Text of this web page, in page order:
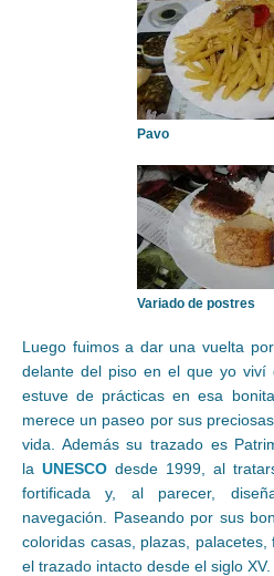
Pavo
Variado de postres
Luego fuimos a dar una vuelta por
delante del piso en el que yo viví
estuve de prácticas en esa
merece un paseo por sus
vida. Además su trazado es
la UNESCOdesde 1999, al
fortificada y, al parecer,
navegación. Paseando por sus
coloridas casas, plazas,
el trazado intacto desde el siglo XV.